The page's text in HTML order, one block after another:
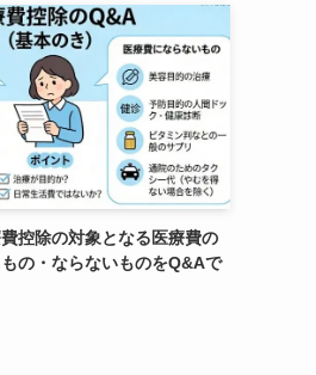
費控除の対象となる医療費の
の・ならないものをQ&Aで